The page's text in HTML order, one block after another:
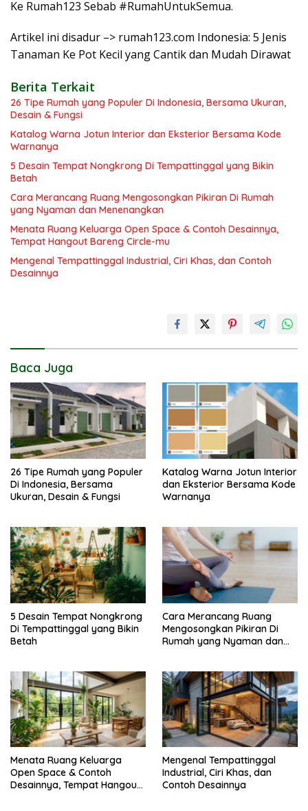
Ke Rumah123 Sebab #RumahUntukSemua.
Artikel ini disadur –> rumah123.com Indonesia: 5 Jenis
Tanaman Ke Pot Kecil yang Cantik dan Mudah Dirawat
Berita Terkait
26 Tipe Rumah yang Populer Di Indonesia, Bersama Ukuran,
Desain & Fungsi
Katalog Warna Jotun Interior dan Eksterior Bersama Kode
Warnanya
5 Desain Tempat Nongkrong Di Tempattinggal yang Bikin
Betah
Cara Merancang Ruang Mengosongkan Pikiran Di Rumah
yang Nyaman dan Menenangkan
Menata Ruang Keluarga Open Space & Contoh Desainnya,
Tempat Hangout Bareng Circle-mu
Mengenal Tempattinggal Industrial, Ciri Khas, dan Contoh
Desainnya
Baca Juga
26 Tipe Rumah yang Populer
Di Indonesia, Bersama
Ukuran, Desain & Fungsi
Katalog Warna Jotun Interior
dan Eksterior Bersama Kode
Warnanya
5 Desain Tempat Nongkrong
Di Tempattinggal yang Bikin
Betah
Cara Merancang Ruang
Mengosongkan Pikiran Di
Rumah yang Nyaman dan
Menata Ruang Keluarga
Open Space & Contoh
Desainnya, Tempat Hangout
Mengenal Tempattinggal
Industrial, Ciri Khas, dan
Contoh Desainnya